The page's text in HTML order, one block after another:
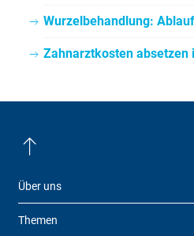
Wurzelbehandlung:
Zahnarztkosten absetzen
Über uns
Themen